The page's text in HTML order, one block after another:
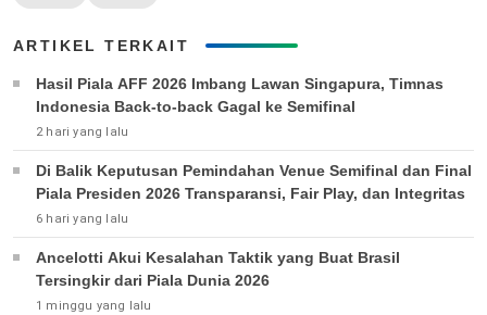
ARTIKEL TERKAIT
Hasil Piala AFF 2026 Imbang Lawan Singapura, Timnas
Indonesia Back-to-back Gagal ke Semifinal
2 hari yang lalu
Di Balik Keputusan Pemindahan Venue Semifinal dan Final
Piala Presiden 2026 Transparansi, Fair Play, dan Integritas
6 hari yang lalu
Ancelotti Akui Kesalahan Taktik yang Buat Brasil
Tersingkir dari Piala Dunia 2026
1 minggu yang lalu